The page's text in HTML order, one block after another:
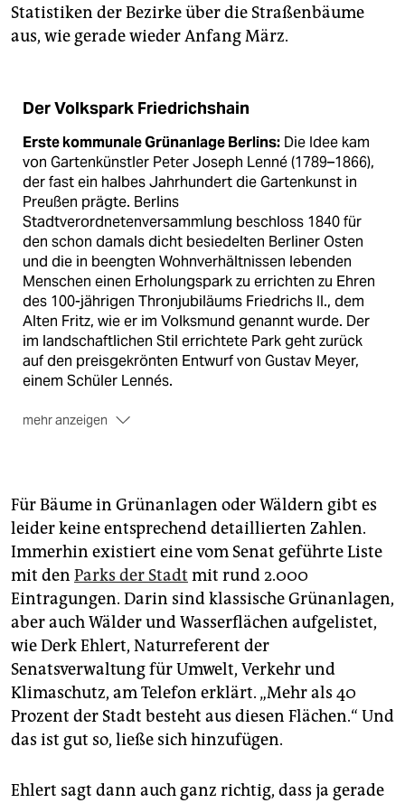
Statistiken der Bezirke über die Straßenbäume
aus, wie gerade wieder Anfang März.
Der Volkspark Friedrichshain
Erste kommunale Grünanlage Berlins: Die Idee kam
von Gartenkünstler Peter Joseph Lenné (1789–1866),
der fast ein halbes Jahrhundert die Gartenkunst in
Preußen prägte. Berlins
Stadtverordnetenversammlung beschloss 1840 für
den schon damals dicht besiedelten Berliner Osten
und die in beengten Wohnverhältnissen lebenden
Menschen einen Erholungspark zu errichten zu Ehren
des 100-jährigen Thronjubiläums Friedrichs II., dem
Alten Fritz, wie er im Volksmund genannt wurde. Der
im landschaftlichen Stil errichtete Park geht zurück
auf den preisgekrönten Entwurf von Gustav Meyer,
einem Schüler Lennés.
mehr anzeigen
Flächenverlust 1874/75 der Park um den Neuen Hain
erweitert – auch darum kümmerte sich Meyer,
inzwischen schon Garten­baudirektor von Berlin. Der
Wiederaufbau des Parks nach dem Zweiten Weltkrieg
begann schon 1945, Umgestaltungen wurden ab 1950
vorgenommenen. Eine teilweise Rekonstruktion
erfolgt zwischen 1998 und 2004 unter anderem mit
der Wiederherstellung des Neuen Hains. Der Park
erstreckt sich auf einer Fläche von 49 Hek­tar, ist also
so groß wie rund 70 Fußballfelder.(heg)
Für Bäume in Grünanlagen oder Wäldern gibt es
leider keine entsprechend detaillierten Zahlen.
Immerhin existiert eine vom Senat geführte Liste
mit den Parks der Stadt mit rund 2.000
Eintragungen. Darin sind klassische Grünanlagen,
aber auch Wälder und Wasserflächen aufgelistet,
wie Derk Ehlert, Naturreferent der
Senatsverwaltung für Umwelt, Verkehr und
Klimaschutz, am Telefon erklärt. „Mehr als 40
Prozent der Stadt besteht aus diesen Flächen.“ Und
das ist gut so, ließe sich hinzufügen.
Ehlert sagt dann auch ganz richtig, dass ja gerade